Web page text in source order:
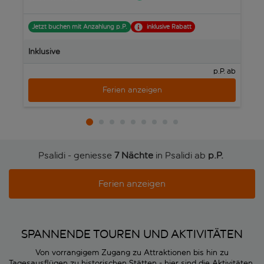
Jetzt buchen mit Anzahlung p.P. inklusive Rabatt
Inklusive
p.P. ab
Ferien anzeigen
Psalidi - geniesse 7 Nächte in Psalidi ab p.P.
Ferien anzeigen
SPANNENDE TOUREN UND AKTIVITÄTEN
Von vorrangigem Zugang zu Attraktionen bis hin zu